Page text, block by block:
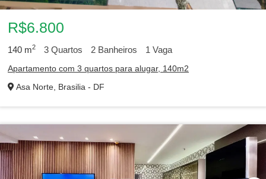
R$6.800
140 m2 3 Quartos 2 Banheiros 1 Vaga
Apartamento com 3 quartos para alugar, 140m2
Asa Norte, Brasilia - DF